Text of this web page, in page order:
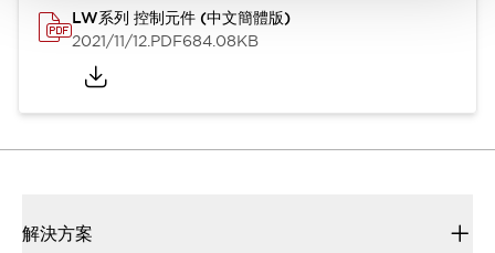
LW系列 控制元件 (中文簡體版)
2021/11/12.PDF684.08KB
解決方案